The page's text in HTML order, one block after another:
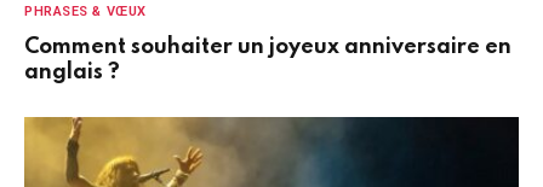
PHRASES & VŒUX
Comment souhaiter un joyeux anniversaire en
anglais ?